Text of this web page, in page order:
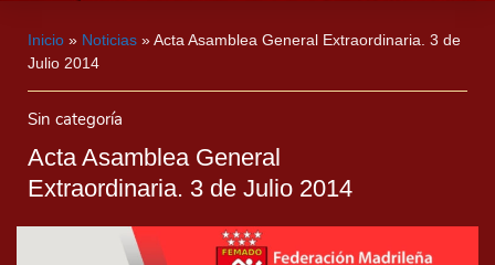
Inicio » Noticias »Acta Asamblea General Extraordinaria. 3 de
Julio 2014
Sin categoría
Acta Asamblea General
Extraordinaria. 3 de Julio 2014